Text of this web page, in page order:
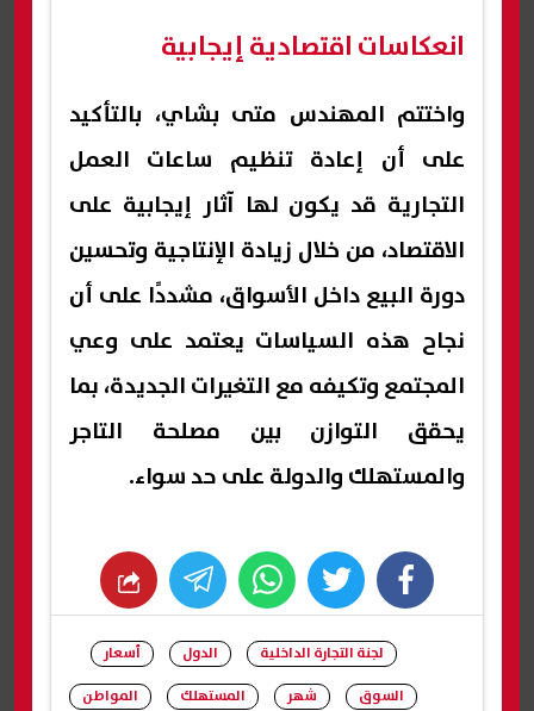
انعكاسات اقتصادية إيجابية
واختتم المهندس متى بشاي، بالتأكيد
على أن إعادة تنظيم ساعات العمل
التجارية قد يكون لها آثار إيجابية على
الاقتصاد، من خلال زيادة الإنتاجية وتحسين
دورة البيع داخل الأسواق، مشددًا على أن
نجاح هذه السياسات يعتمد على وعي
المجتمع وتكيفه مع التغيرات الجديدة، بما
يحقق التوازن بين مصلحة التاجر
والمستهلك والدولة على حد سواء.
facebook
twitter
whats
لجنة التجارة الداخلية الدول
أسعار
السوق
شهر المستهلك
المواطن